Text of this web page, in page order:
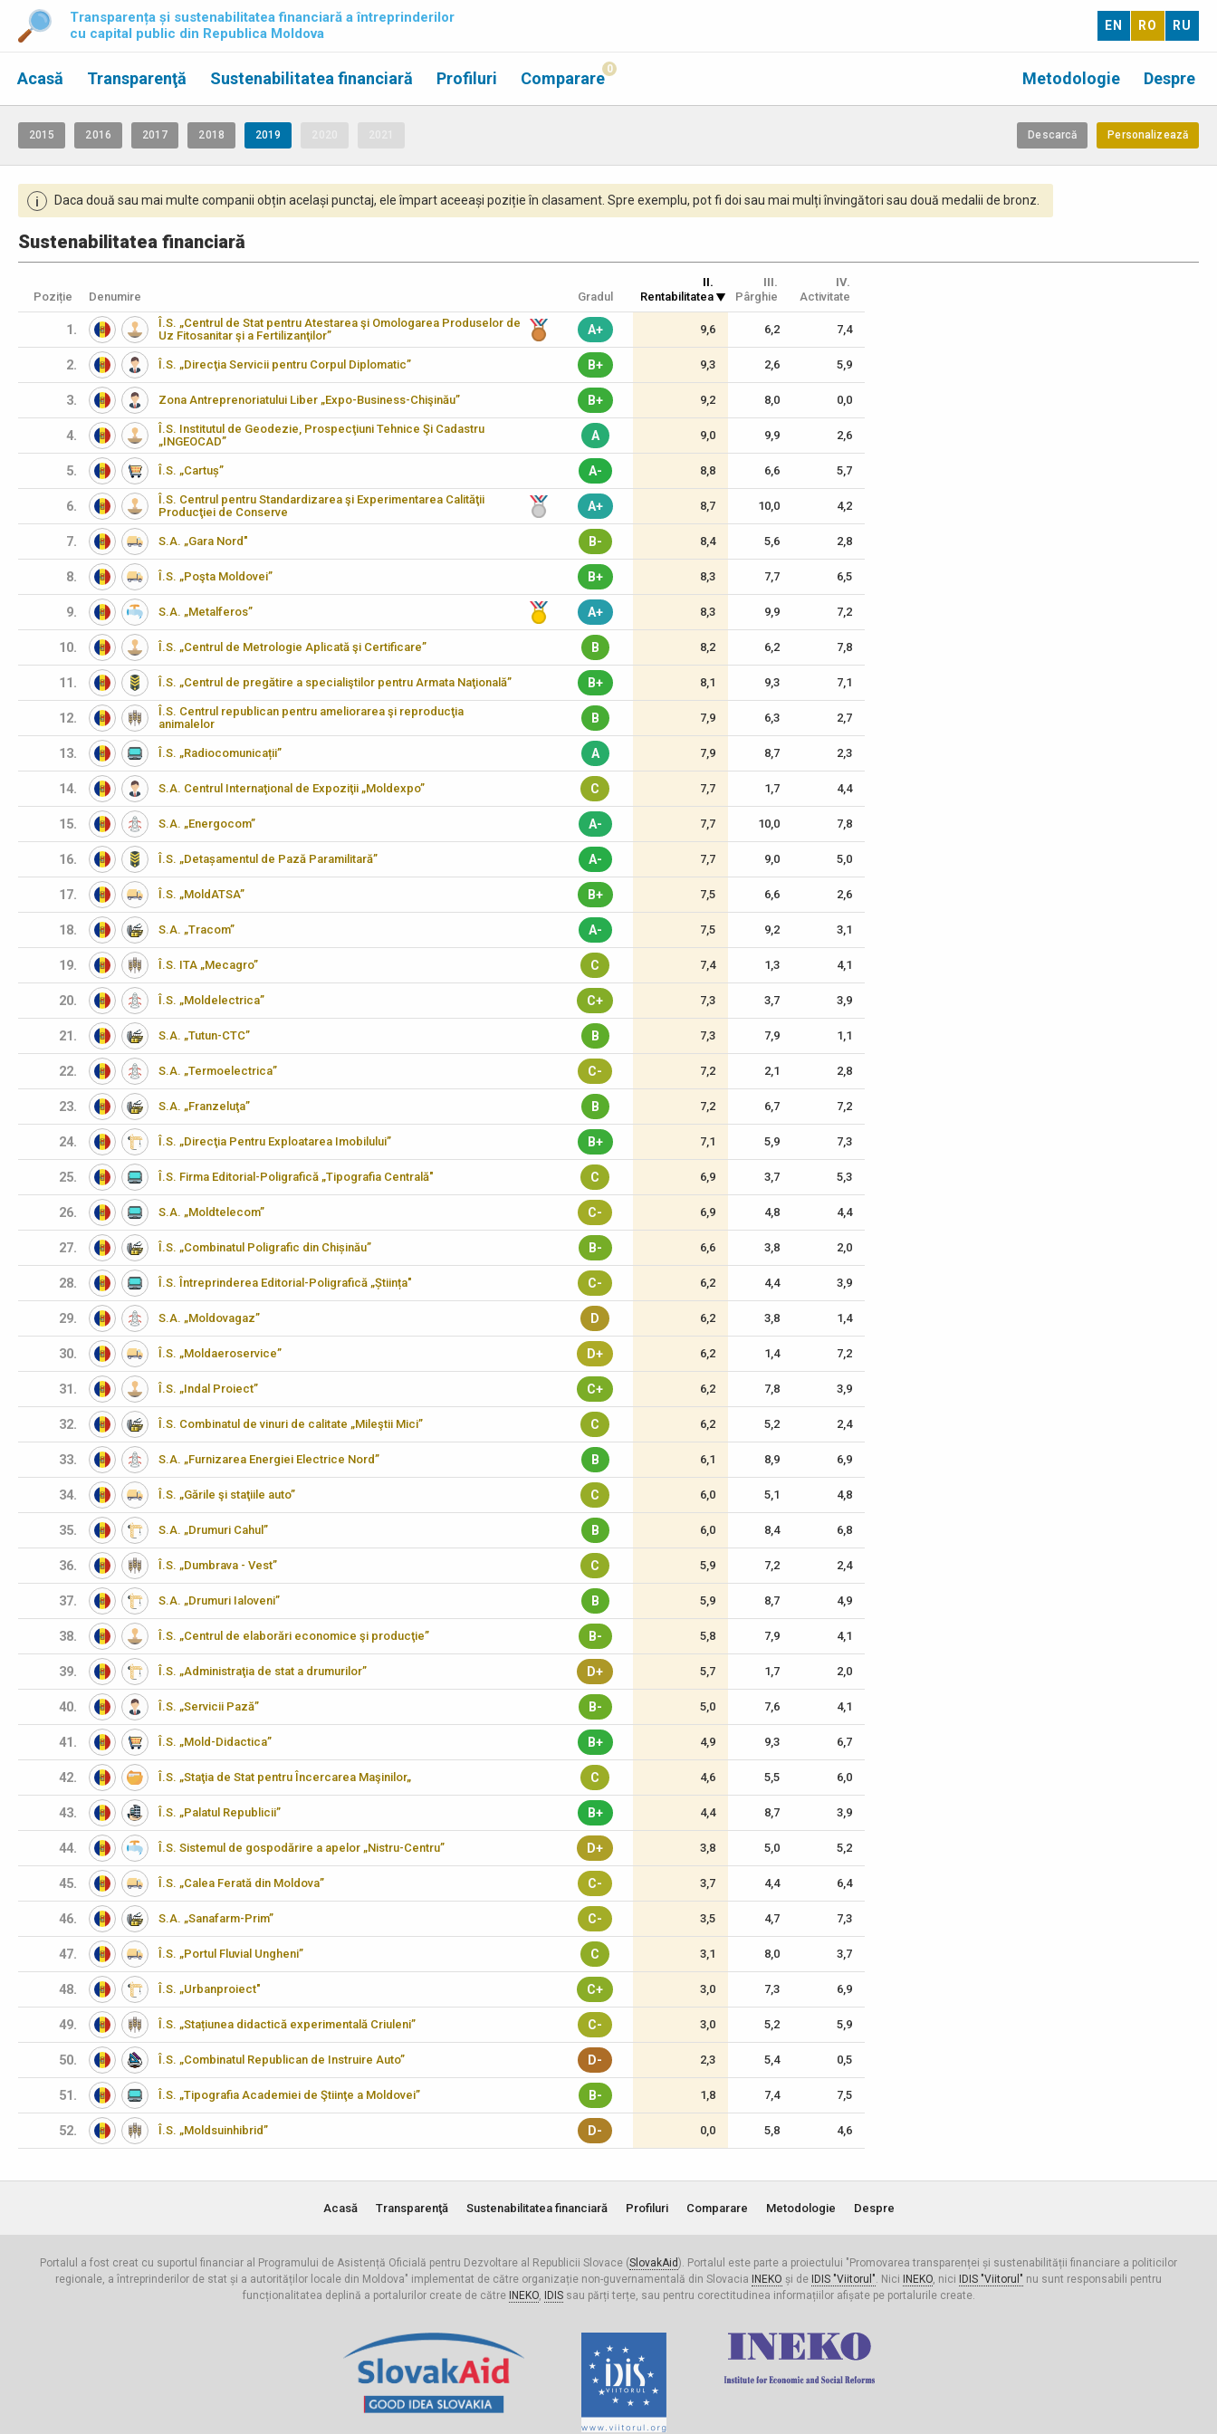
Transparența și sustenabilitatea financiară a întreprinderilor
cu capital public din Republica Moldova
EN RO RU
Acasă Transparenţă Despre
Metodologie
Sustenabilitatea financiară Profiluri Comparare 0
2015 2016 2017 2018 2019 Personalizează
Descarcă
i Daca două sau mai multe companii obțin același punctaj, ele împart aceeași poziție în clasament. Spre exemplu, pot fi doi sau mai mulți învingători sau două medalii de bronz.
Sustenabilitatea financiară
Poziție Denumire Gradul
II.
Rentabilitatea
III.
Pârghie
IV.
Activitate
1.
Î.S. „Centrul de Stat pentru Atestarea şi Omologarea Produselor de
Uz Fitosanitar şi a Fertilizanţilor”
A+ 9,6 6,2 7,4
2. Î.S. „Direcţia Servicii pentru Corpul Diplomatic” B+ 9,3 2,6 5,9
3. Zona Antreprenoriatului Liber „Expo-Business-Chişinău” B+ 9,2 8,0 0,0
4.
Î.S. Institutul de Geodezie, Prospecţiuni Tehnice Şi Cadastru
„INGEOCAD”
A 9,0 9,9 2,6
5. Î.S. „Cartuș” A- 8,8 6,6 5,7
6.
Î.S. Centrul pentru Standardizarea şi Experimentarea Calităţii
Producţiei de Conserve
A+ 8,7 10,0 4,2
7. S.A. „Gara Nord" B- 8,4 5,6 2,8
8. Î.S. „Poşta Moldovei” B+ 8,3 7,7 6,5
9. S.A. „Metalferos” A+ 8,3 9,9 7,2
10. Î.S. „Centrul de Metrologie Aplicată şi Certificare” B 8,2 6,2 7,8
11. Î.S. „Centrul de pregătire a specialiştilor pentru Armata Naţională” B+ 8,1 9,3 7,1
12.
Î.S. Centrul republican pentru ameliorarea şi reproducţia
animalelor
B 7,9 6,3 2,7
13. Î.S. „Radiocomunicații” A 7,9 8,7 2,3
14. S.A. Centrul Internaţional de Expoziţii „Moldexpo” C 7,7 1,7 4,4
15. S.A. „Energocom” A- 7,7 10,0 7,8
16. Î.S. „Detașamentul de Pază Paramilitară” A- 7,7 9,0 5,0
17. Î.S. „MoldATSA” B+ 7,5 6,6 2,6
18. S.A. „Tracom” A- 7,5 9,2 3,1
19. Î.S. ITA „Mecagro” C 7,4 1,3 4,1
20. Î.S. „Moldelectrica” C+ 7,3 3,7 3,9
21. S.A. „Tutun-CTC” B 7,3 7,9 1,1
22. S.A. „Termoelectrica” C- 7,2 2,1 2,8
23. S.A. „Franzeluţa” B 7,2 6,7 7,2
24. Î.S. „Direcţia Pentru Exploatarea Imobilului” B+ 7,1 5,9 7,3
25. Î.S. Firma Editorial-Poligrafică „Tipografia Centrală" C 6,9 3,7 5,3
26. S.A. „Moldtelecom” C- 6,9 4,8 4,4
27. Î.S. „Combinatul Poligrafic din Chișinău” B- 6,6 3,8 2,0
28. Î.S. Întreprinderea Editorial-Poligrafică „Știința" C- 6,2 4,4 3,9
29. S.A. „Moldovagaz” D 6,2 3,8 1,4
30. Î.S. „Moldaeroservice” D+ 6,2 1,4 7,2
31. Î.S. „Indal Proiect” C+ 6,2 7,8 3,9
32. Î.S. Combinatul de vinuri de calitate „Mileştii Mici” C 6,2 5,2 2,4
33. S.A. „Furnizarea Energiei Electrice Nord” B 6,1 8,9 6,9
34. Î.S. „Gările şi staţiile auto” C 6,0 5,1 4,8
35. S.A. „Drumuri Cahul” B 6,0 8,4 6,8
36. Î.S. „Dumbrava - Vest” C 5,9 7,2 2,4
37. S.A. „Drumuri Ialoveni” B 5,9 8,7 4,9
38. Î.S. „Centrul de elaborări economice şi producţie” B- 5,8 7,9 4,1
39. Î.S. „Administraţia de stat a drumurilor” D+ 5,7 1,7 2,0
40. Î.S. „Servicii Pază” B- 5,0 7,6 4,1
41. Î.S. „Mold-Didactica” B+ 4,9 9,3 6,7
42. Î.S. „Staţia de Stat pentru Încercarea Maşinilor„ C 4,6 5,5 6,0
43. Î.S. „Palatul Republicii” B+ 4,4 8,7 3,9
44. Î.S. Sistemul de gospodărire a apelor „Nistru-Centru” D+ 3,8 5,0 5,2
45. Î.S. „Calea Ferată din Moldova” C- 3,7 4,4 6,4
46. S.A. „Sanafarm-Prim” C- 3,5 4,7 7,3
47. Î.S. „Portul Fluvial Ungheni” C 3,1 8,0 3,7
48. Î.S. „Urbanproiect" C+ 3,0 7,3 6,9
49. Î.S. „Stațiunea didactică experimentală Criuleni” C- 3,0 5,2 5,9
50. Î.S. „Combinatul Republican de Instruire Auto” D- 2,3 5,4 0,5
51. Î.S. „Tipografia Academiei de Ştiinţe a Moldovei” B- 1,8 7,4 7,5
52. Î.S. „Moldsuinhibrid” D- 0,0 5,8 4,6
Acasă Transparenţă Sustenabilitatea financiară Profiluri Comparare Metodologie Despre
Portalul a fost creat cu suportul financiar al Programului de Asistență Oficială pentru Dezvoltare al Republicii Slovace (SlovakAid ). Portalul este parte a proiectului "Promovarea transparenței și sustenabilității financiare a politicilor
regionale, a întreprinderilor de stat și a autorităților locale din Moldova" implementat de către organizație non-guvernamentală din Slovacia
INEKO și de IDIS "Viitorul". Nici INEKO, nici IDIS "Viitorul" nu sunt responsabili pentru
funcționalitatea deplină a portalurilor create de către INEKO, IDISsau părți terțe, sau pentru corectitudinea informațiilor afișate pe portalurile create.